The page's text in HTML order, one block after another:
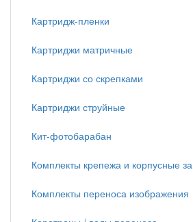
Картридж-пленки
Картриджи матричные
Картриджи со скрепками
Картриджи струйные
Кит-фотобарабан
Комплекты крепежа и корпусные за
Комплекты переноса изображения